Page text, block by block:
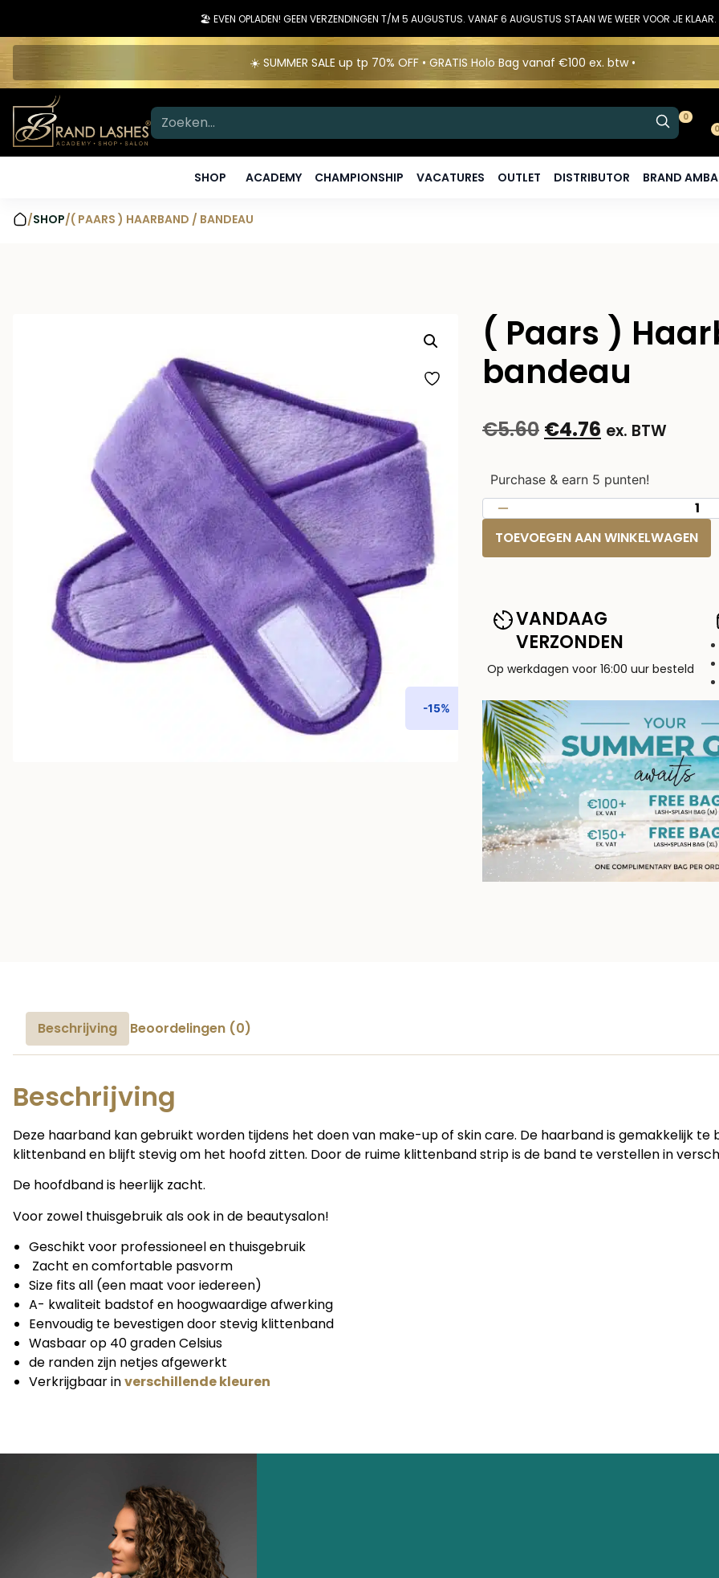
🏖️ EVEN OPLADEN! GEEN VERZENDINGEN T/M 5 AUGUSTUS. VANAF 6 AUGUSTUS STAAN WE WEER VOOR JE KLAAR.
☀️ SUMMER SALE up tp 70% OFF • GRATIS Holo Bag vanaf €100 ex. btw •
0
SHOP ACADEMY CHAMPIONSHIP VACATURES OUTLET DISTRIBUTOR BRAND
/SHOP/( PAARS ) HAARBAND / BANDEAU
-15%
( Paars )
bandeau
€5.60 €4.76 ex. BTW
Purchase & earn 5 punten!
TOEVOEGEN AAN WINKELWAGEN
VANDAAG
VERZONDEN
Op werkdagen voor 16:00 uur besteld
Beschrijving Beoordelingen (0)
Beschrijving
Deze haarband kan gebruikt worden tijdens het doen van make-up of skin care. De haarband is gemakkelijk te
klittenband en blijft stevig om het hoofd zitten. Door de ruime klittenband strip is de band te verstellen in
De hoofdband is heerlijk zacht.
Voor zowel thuisgebruik als ook in de beautysalon!
Geschikt voor professioneel en thuisgebruik
Zacht en comfortable pasvorm
Size fits all (een maat voor iedereen)
A- kwaliteit badstof en hoogwaardige afwerking
Eenvoudig te bevestigen door stevig klittenband
Wasbaar op 40 graden Celsius
de randen zijn netjes afgewerkt
Verkrijgbaar inverschillende kleuren